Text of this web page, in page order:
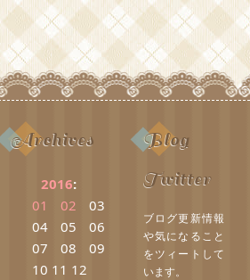
Archives
2016:
01
02
03
04
05
06
07
08
09
10 11 12
Blog
Twitter
ブログ更新情報
や気になること
をツィートして
います。